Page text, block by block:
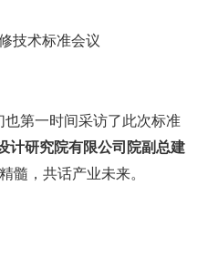
技术标准会议
第一时间采访了此次标准
计研究院有限公司院副总建
髓，共话产业未来。